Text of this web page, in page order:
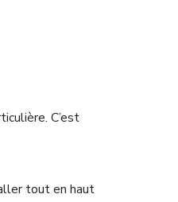
C’est
tout en haut